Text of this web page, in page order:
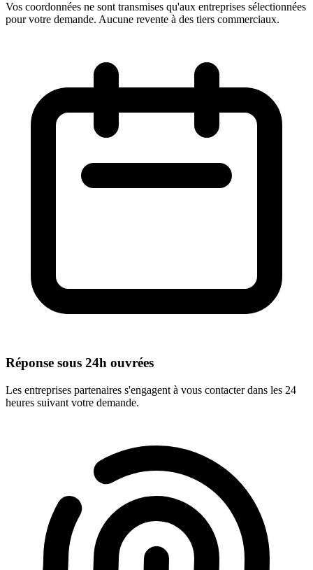
Vos coordonnées ne sont transmises qu'aux entreprises sélectionnées
pour votre demande. Aucune revente à des tiers commerciaux.
Réponse sous 24h ouvrées
Les entreprises partenaires s'engagent à vous contacter dans les 24
heures suivant votre demande.